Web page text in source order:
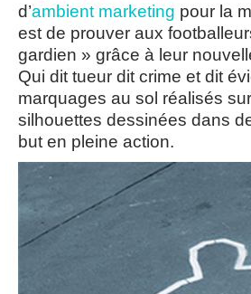
d’ambient marketing pour la
est de prouver aux
gardien » grâce à leur
Qui dit tueur dit crime et dit
marquages au sol réalisés
silhouettes dessinées dans
but en pleine action.